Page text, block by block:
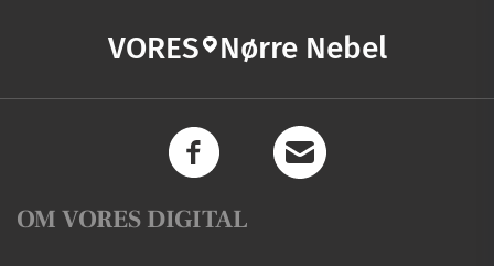
VORES Nørre Nebel
OM VORES DIGITAL